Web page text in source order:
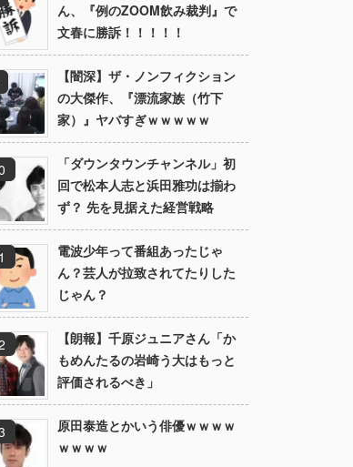
ん、『例のZOOM飲み裁判』で
文春に勝訴！！！！！
【闇深】ザ・ノンフィクション
の大傑作、『漂流家族（竹下
家）』ヤバすぎｗｗｗｗｗ
「ダウンタウンチャンネル」初
回で松本人志と浜田雅功は揃わ
ず？ 先を見据えた経営戦略
電波少年って番組あったじゃ
ん？芸人が拉致されてたりした
じゃん？
【朗報】千原ジュニアさん「か
もめんたるの岩崎う大はもっと
評価されるべき」
原田泰造とかいう俳優ｗｗｗｗ
ｗｗｗｗ